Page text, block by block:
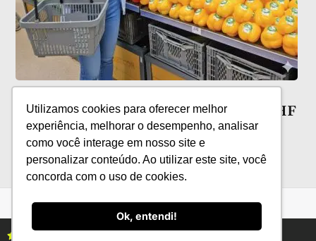
Utilizamos cookies para oferecer melhor
experiência, melhorar o desempenho, analisar
como você interage em nosso site e
personalizar conteúdo. Ao utilizar este site, você
concorda com o uso de cookies.
Ok, entendi!
possibilidades para a conservação de HF